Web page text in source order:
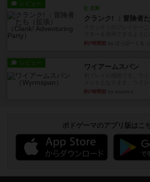
レビュー
充実
クランク! ：冒険者た
約7時間前
レビュー ワイアームスパン
約7時間前
ボドゲーマのアプリ版はこ